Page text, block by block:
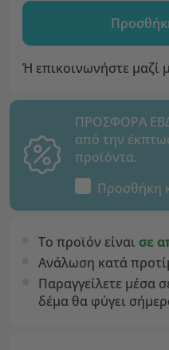
Ή επικοινωνήστε μαζί
ΠΡΟΣΦΟΡΑ
από την
προϊόντα.
Προσθήκη
Το προϊόν είναι σε
Ανάλωση κατά
Παραγγείλετε μέσα
δέμα θα φύγει